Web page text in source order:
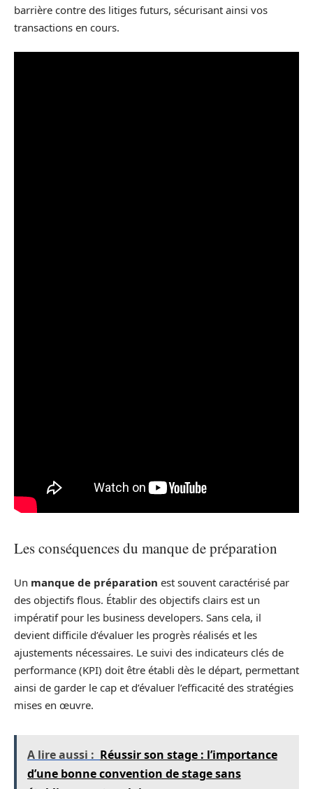
barrière contre des litiges futurs, sécurisant ainsi vos
transactions en cours.
Les conséquences du manque de préparation
Un manque de préparation est souvent caractérisé par
des objectifs flous. Établir des objectifs clairs est un
impératif pour les business developers. Sans cela, il
devient difficile d’évaluer les progrès réalisés et les
ajustements nécessaires. Le suivi des indicateurs clés de
performance (KPI) doit être établi dès le départ, permettant
ainsi de garder le cap et d’évaluer l’efficacité des stratégies
mises en œuvre.
A lire aussi : Réussir son stage : l’importance
d’une bonne convention de stage sans